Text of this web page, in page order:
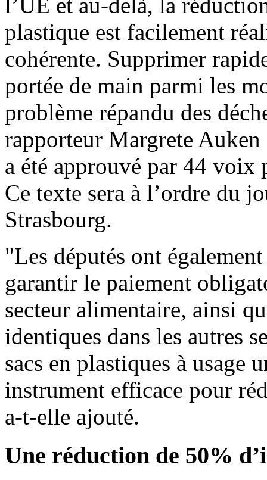
plastique est facilement
cohérente. Supprimer
portée de main parmi les
problème répandu des
rapporteur Margrete
a été approuvé par 44 voix
Ce texte sera à l’ordre du
Strasbourg.
"Les députés ont
garantir le paiement
secteur alimentaire, ainsi
identiques dans les autres
sacs en plastiques à usage
instrument efficace pour
a-t-elle ajouté.
Une réduction de 50%